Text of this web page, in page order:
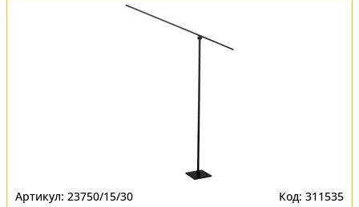
23750/15/30 311535